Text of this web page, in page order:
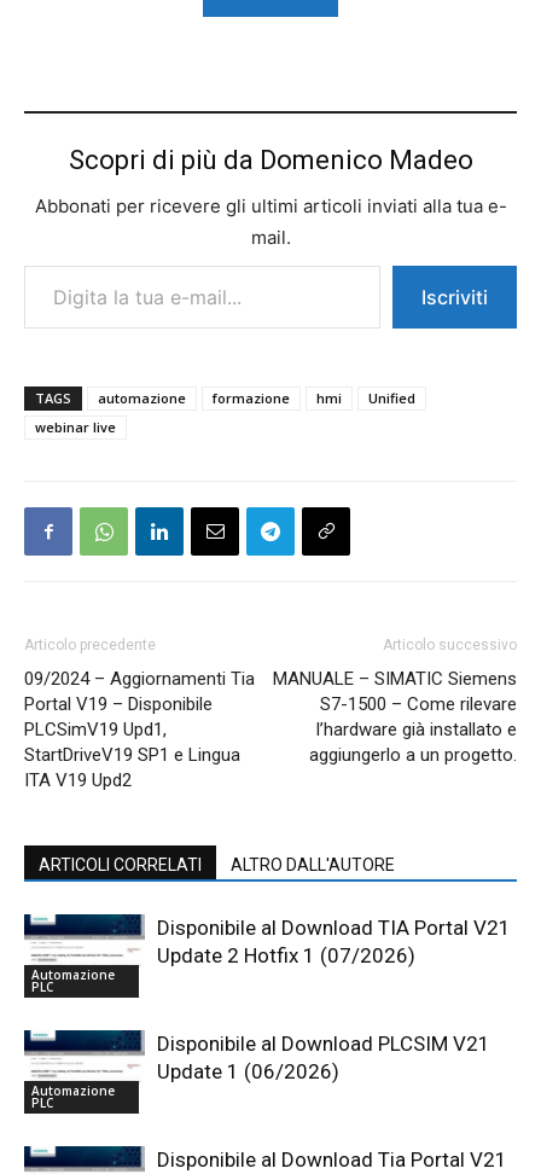
Scopri di più da Domenico Madeo
Abbonati per ricevere gli ultimi articoli inviati alla tua e-
mail.
Digita la tua e-mail...
Iscriviti
TAGS automazione formazione hmi
Unified
webinar live
Articolo precedente
09/2024 – Aggiornamenti Tia
Portal V19 – Disponibile
PLCSimV19 Upd1,
StartDriveV19 SP1 e Lingua
ITA V19 Upd2
Articolo successivo
MANUALE – SIMATIC Siemens
S7-1500 – Come rilevare
l’hardware già installato e
aggiungerlo a un progetto.
ARTICOLI CORRELATI ALTRO DALL'AUTORE
Automazione
PLC
Disponibile al Download TIA Portal V21
Update 2 Hotfix 1 (07/2026)
Automazione
PLC
Disponibile al Download PLCSIM V21
Update 1 (06/2026)
Disponibile al Download Tia Portal V21